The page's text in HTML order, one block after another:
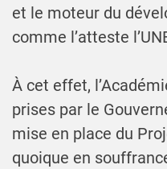
et le moteur du
comme l’atteste
À cet effet,
prises par le
mise en place du
quoique en